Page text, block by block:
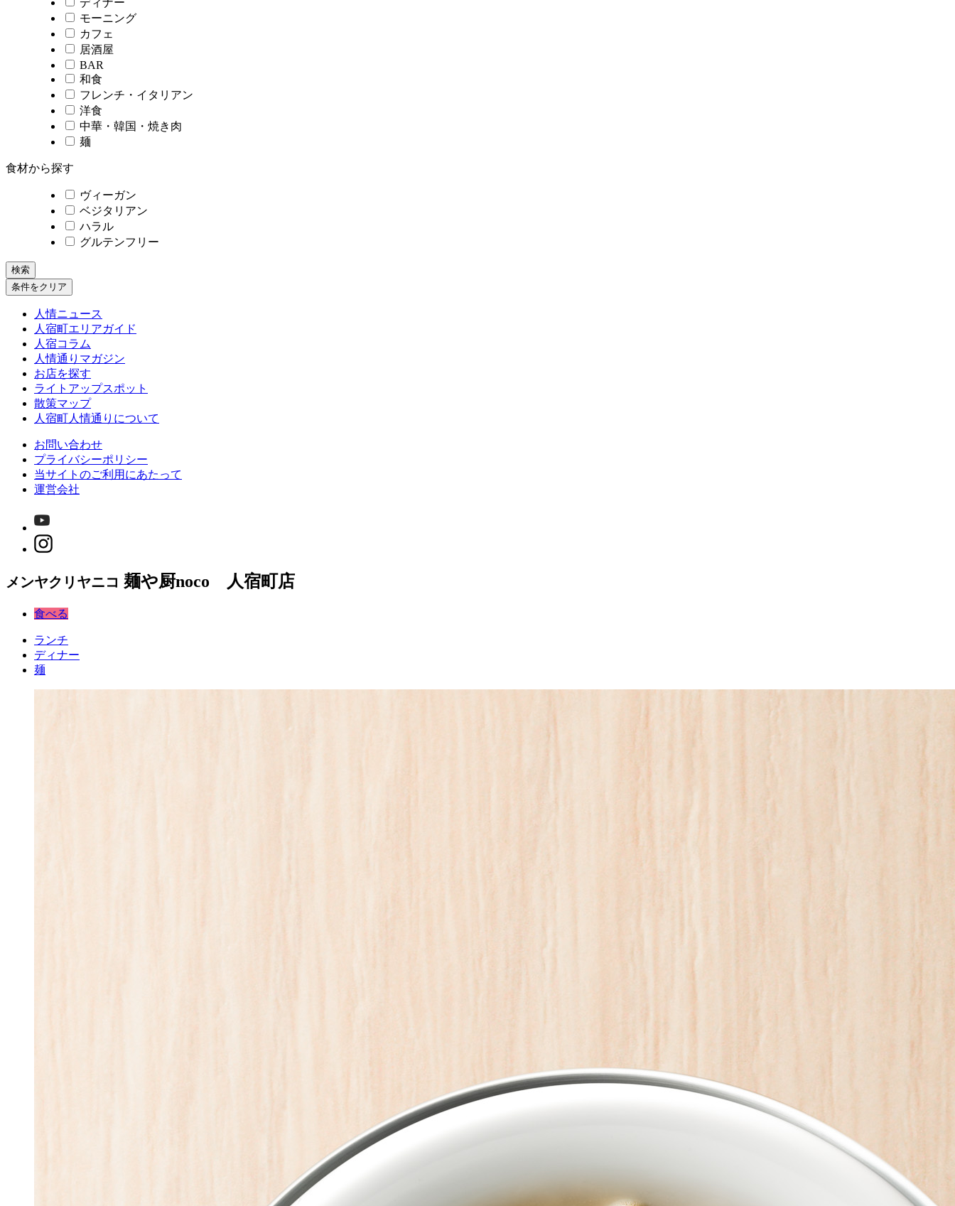
モーニング
カフェ
居酒屋
BAR
和食
フレンチ・イタリアン
洋食
中華・韓国・焼き肉
麺
食材から探す
ヴィーガン
ベジタリアン
ハラル
グルテンフリー
検索
条件をクリア
人情ニュース
人宿町エリアガイド
人宿コラム
人情通りマガジン
お店を探す
ライトアップスポット
散策マップ
人宿町人情通りについて
お問い合わせ
プライバシーポリシー
当サイトのご利用にあたって
運営会社
メンヤクリヤニコ 麺や厨noco 人宿町店
食べる
ランチ
ディナー
麺